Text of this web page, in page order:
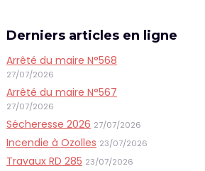
Derniers articles en ligne
Arrêté du maire N°568
27/07/2026
Arrêté du maire N°567
27/07/2026
Sécheresse 2026 27/07/2026
Incendie à Ozolles 23/07/2026
Travaux RD 285 23/07/2026